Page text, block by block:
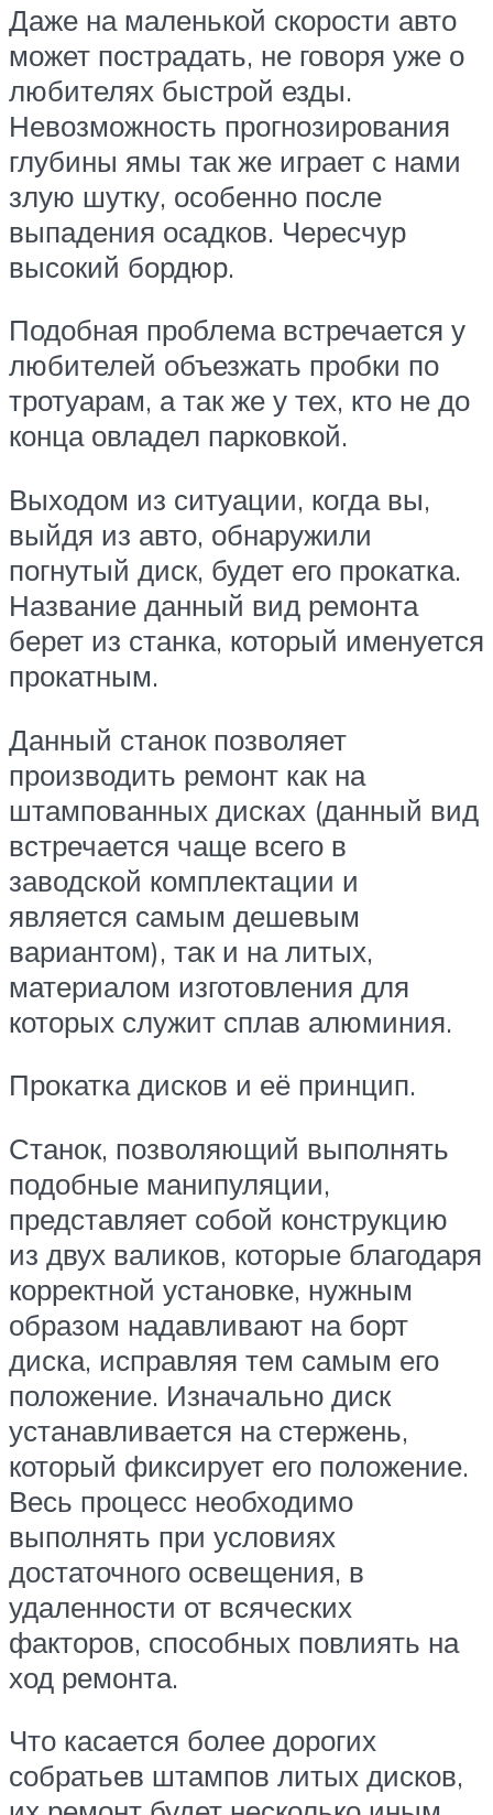
Даже на маленькой скорости авто
может пострадать, не говоря уже о
любителях быстрой езды.
Невозможность прогнозирования
глубины ямы так же играет с нами
злую шутку, особенно после
выпадения осадков. Чересчур
высокий бордюр.
Подобная проблема встречается у
любителей объезжать пробки по
тротуарам, а так же у тех, кто не до
конца овладел парковкой.
Выходом из ситуации, когда вы,
выйдя из авто, обнаружили
погнутый диск, будет его прокатка.
Название данный вид ремонта
берет из станка, который именуется
прокатным.
Данный станок позволяет
производить ремонт как на
штампованных дисках (данный вид
встречается чаще всего в
заводской комплектации и
является самым дешевым
вариантом), так и на литых,
материалом изготовления для
которых служит сплав алюминия.
Прокатка дисков и её принцип.
Станок, позволяющий выполнять
подобные манипуляции,
представляет собой конструкцию
из двух валиков, которые благодаря
корректной установке, нужным
образом надавливают на борт
диска, исправляя тем самым его
положение. Изначально диск
устанавливается на стержень,
который фиксирует его положение.
Весь процесс необходимо
выполнять при условиях
достаточного освещения, в
удаленности от всяческих
факторов, способных повлиять на
ход ремонта.
Что касается более дорогих
собратьев штампов литых дисков,